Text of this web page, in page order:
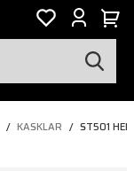
KASKLAR ST501